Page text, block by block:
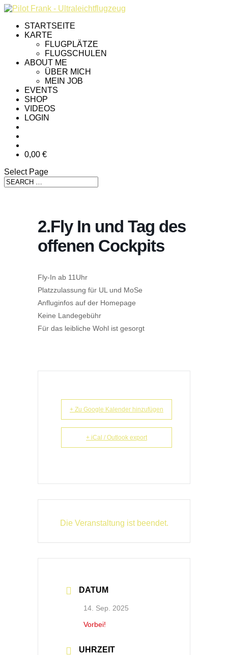
STARTSEITE
KARTE
FLUGPLÄTZE
FLUGSCHULEN
ABOUT ME
ÜBER MICH
MEIN JOB
EVENTS
SHOP
VIDEOS
LOGIN
0,00 €
Select Page
2.Fly In und Tag des
offenen Cockpits
Fly-In ab 11Uhr
Platzzulassung für UL und MoSe
Anfluginfos auf der Homepage
Keine Landegebühr
Für das leibliche Wohl ist gesorgt
+ Zu Google Kalender hinzufügen
+ iCal / Outlook export
Die Veranstaltung ist beendet.
DATUM
14. Sep. 2025
Vorbei!
UHRZEIT